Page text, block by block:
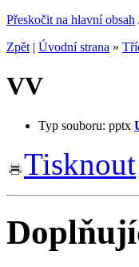
Přeskočit na hlavní obsah
Zpět | Úvodní strana »
VV
Typ souboru: pptx
Tisknout